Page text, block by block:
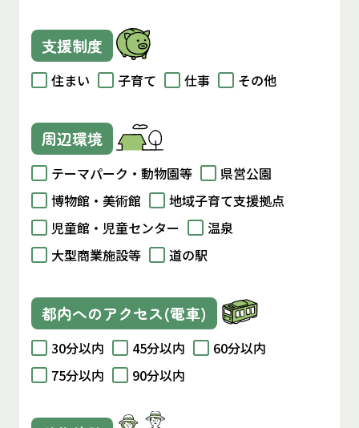
支援制度
住まい 子育て 仕事 その他
周辺環境
テーマパーク・動物園等
県営公園
博物館・美術館
地域子育て支援拠点
児童館・児童センター
温泉
大型商業施設等
道の駅
都内へのアクセス(電車)
30分以内 45分以内
60分以内
75分以内
90分以内